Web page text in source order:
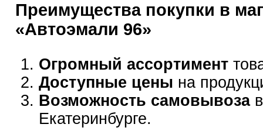
Преимущества покупки в
«Автоэмали 96»
Огромный ассортимент
Доступные цены на
Возможность самовывозав
Екатеринбурге.